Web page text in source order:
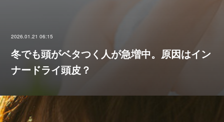
2026.01.21 06:15
冬でも頭がベタつく人が急増中。原因はイン
ナードライ頭皮？